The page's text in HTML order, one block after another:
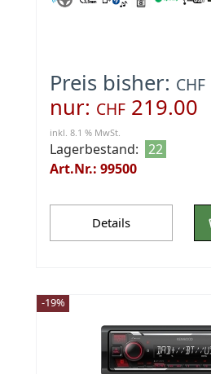
Preis bisher: CHF
nur: CHF 219.00
inkl. 8.1 % MwSt.
Lagerbestand: 22
Art.Nr.: 99500
Details
-19%